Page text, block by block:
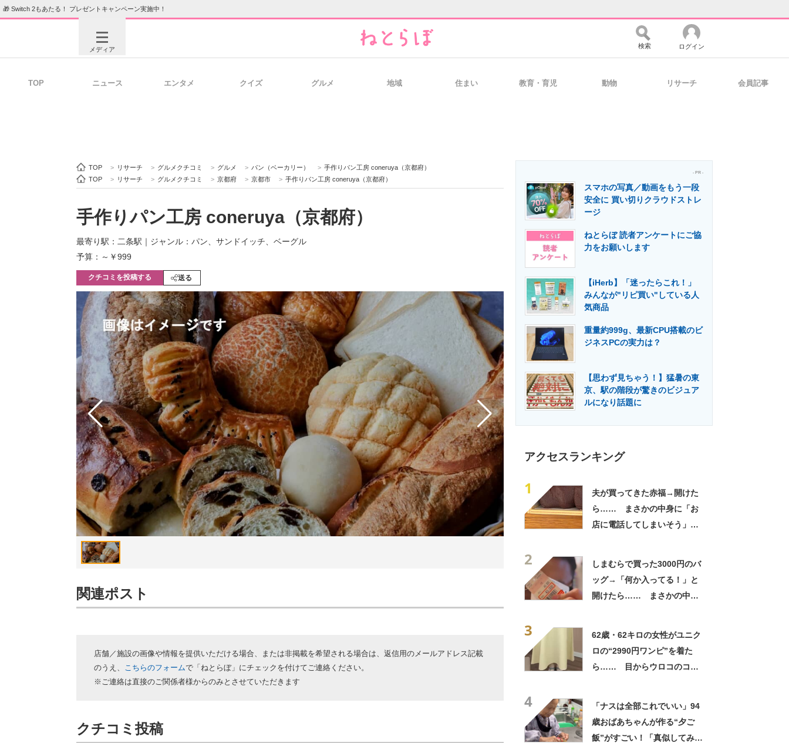
🎁 Switch 2もあたる！ プレゼントキャンペーン実施中！
メディア
経営リーダーのコミュニティ マーケ×ITの今がよく分かる
ITエンジニア向け専門サイト 企業向けIT製品の総合サイト IT製品の技術・比較・事例 製造業のIT導入・活用を支援
モノづくり技術者専門サイト
ちょっと気になるネットの話題
検索 ログイン
TOP ニュース エンタメ クイズ グルメ 地域 住まい 教育・育児 動物 リサーチ 会員記事
TOP > リサーチ > グルメクチコミ > グルメ > パン（ベーカリー） > 手作りパン工房 coneruya（京都府）
TOP
> リサーチ > グルメクチコミ > 京都府 > 京都市 > 手作りパン工房 coneruya（京都府）
手作りパン工房 coneruya（京都府）
最寄り駅：二条駅 ｜ ジャンル：パン、サンドイッチ、ベーグル
予算：～￥999
クチコミを投稿する 送る
関連ポスト
店舗／施設の画像や情報を提供いただける場合、または非掲載を希望される場合は、返信用のメールアドレス記載
のうえ、 こちらのフォームで「ねとらぼ」にチェックを付けてご連絡ください。
※ご連絡は直接のご関係者様からのみとさせていただきます
クチコミ投稿
- PR -
スマホの写真／動画をもう一段
安全に 買い切りクラウドストレ
ージ
ねとらぼ 読者アンケートにご協
力をお願いします
【iHerb】「迷ったらこれ！」
みんなが"リピ買い"している人
気商品
重量約999g、最新CPU搭載のビ
ジネスPCの実力は？
【思わず見ちゃう！】猛暑の東
京、駅の階段が驚きのビジュア
ルになり話題に
アクセスランキング
1
夫が買ってきた赤福→開けた
ら…… まさかの中身に「お
店に電話してしまいそう」
2
しまむらで買った3000円のバ
ッグ→「何か入ってる！」と
開けたら…… まさかの中身
3
62歳・62キロの女性がユニク
ロの“2990円ワンピ”を着た
ら…… 目からウロコのコー
4
「ナスは全部これでいい」94
歳おばあちゃんが作る“夕ご
飯”がすごい！「真似してみま